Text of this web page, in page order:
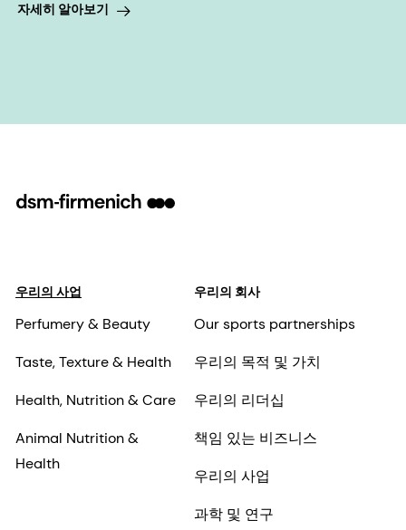
자세히 알아보기
우리의 사업
Perfumery & Beauty
Taste, Texture & Health
Health, Nutrition & Care
Animal Nutrition &
Health
우리의 회사
Our sports partnerships
우리의 목적 및 가치
우리의 리더십
책임 있는 비즈니스
우리의 사업
과학 및 연구